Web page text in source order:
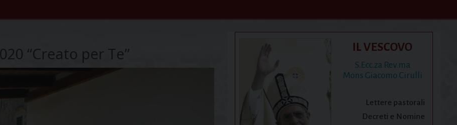
“Creato per Te” IL VESCOVO
S.Ecc.za Rev.ma
Mons Giacomo Cirulli
Lettere pastorali
Decreti e Nomine